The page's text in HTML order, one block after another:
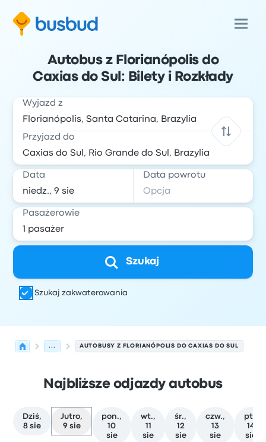
Autobus z Florianópolis do
Caxias do Sul: Bilety i Rozkłady
Wyjazd z
Przyjazd do
Data Data powrotu
Pasażerowie
Szukaj
Szukaj zakwaterowania
... AUTOBUSY Z FLORIANÓPOLIS DO CAXIAS DO SUL
Najbliższe odjazdy autobus
Dziś,
8 sie
Jutro,
9 sie
pon.,
10
sie
wt.,
11
sie
śr.,
12
sie
czw.,
13
sie
pt.,
14
sie